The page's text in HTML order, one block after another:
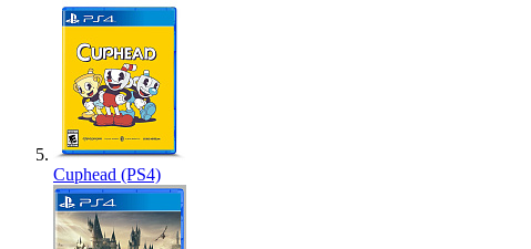
Cuphead (PS4)